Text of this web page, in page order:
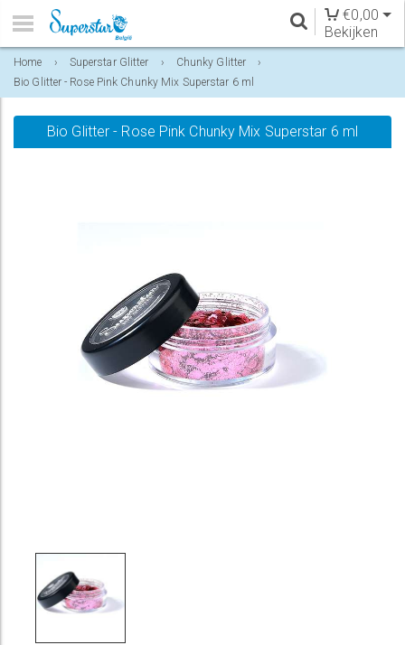
€0,00
Bekijken
Home › Superstar Glitter › Chunky Glitter
›
Bio Glitter - Rose Pink Chunky Mix Superstar 6 ml
Bio Glitter - Rose Pink Chunky Mix Superstar 6 ml